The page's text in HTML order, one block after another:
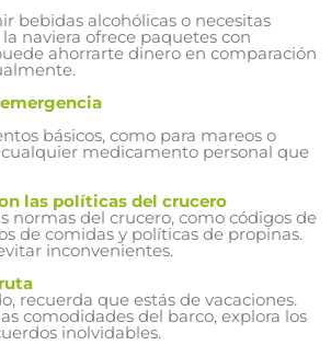
bebidas alcohólicas o necesitas
naviera ofrece paquetes con
ahorrarte dinero en comparación
básicos, como para mareos o
medicamento personal que
las políticas del crucero
normas del crucero, como códigos de
de comidas y políticas de propinas.
inconvenientes.
recuerda que estás de vacaciones.
comodidades del barco, explora los
inolvidables.